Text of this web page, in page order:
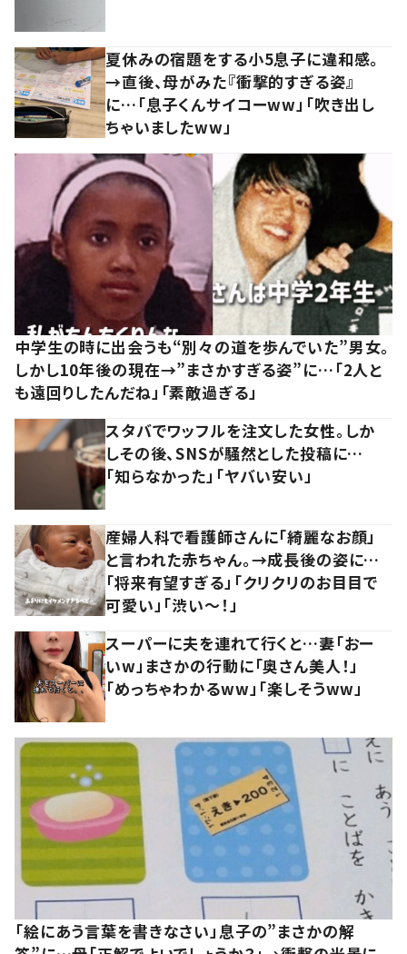
夏休みの宿題をする小5息子に違和感。
→直後、母がみた『衝撃的すぎる姿』
に…「息子くんサイコーww」「吹き出し
ちゃいましたww」
中学生の時に出会うも“別々の道を歩んでいた”男女。
しかし10年後の現在→”まさかすぎる姿”に…「2人と
も遠回りしたんだね」「素敵過ぎる」
スタバでワッフルを注文した女性。しか
しその後、SNSが騒然とした投稿に…
「知らなかった」「ヤバい安い」
産婦人科で看護師さんに「綺麗なお顔」
と言われた赤ちゃん。→成長後の姿に…
「将来有望すぎる」「クリクリのお目目で
可愛い」「渋い～！」
スーパーに夫を連れて行くと…妻「おー
いw」まさかの行動に「奥さん美人！」
「めっちゃわかるww」「楽しそうww」
「絵にあう言葉を書きなさい」息子の”まさかの解